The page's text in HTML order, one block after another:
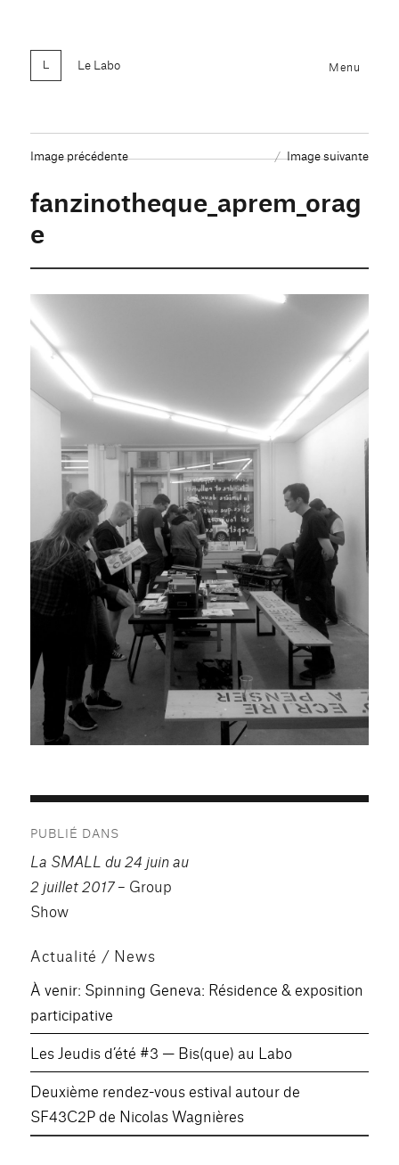
Le Labo Menu
Image précédente Image suivante
fanzinotheque_aprem_orag
e
de
l’article
PUBLIÉ DANS
La SMALL du 24 juin au
2 juillet 2017– Group
Show
Actualité / News
À venir: Spinning Geneva: Résidence & exposition
participative
Les Jeudis d’été #3 — Bis(que) au Labo
Deuxième rendez-vous estival autour de
SF43C2P de Nicolas Wagnières